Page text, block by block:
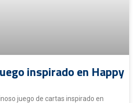
inspirado en Happy
juego de cartas inspirado en